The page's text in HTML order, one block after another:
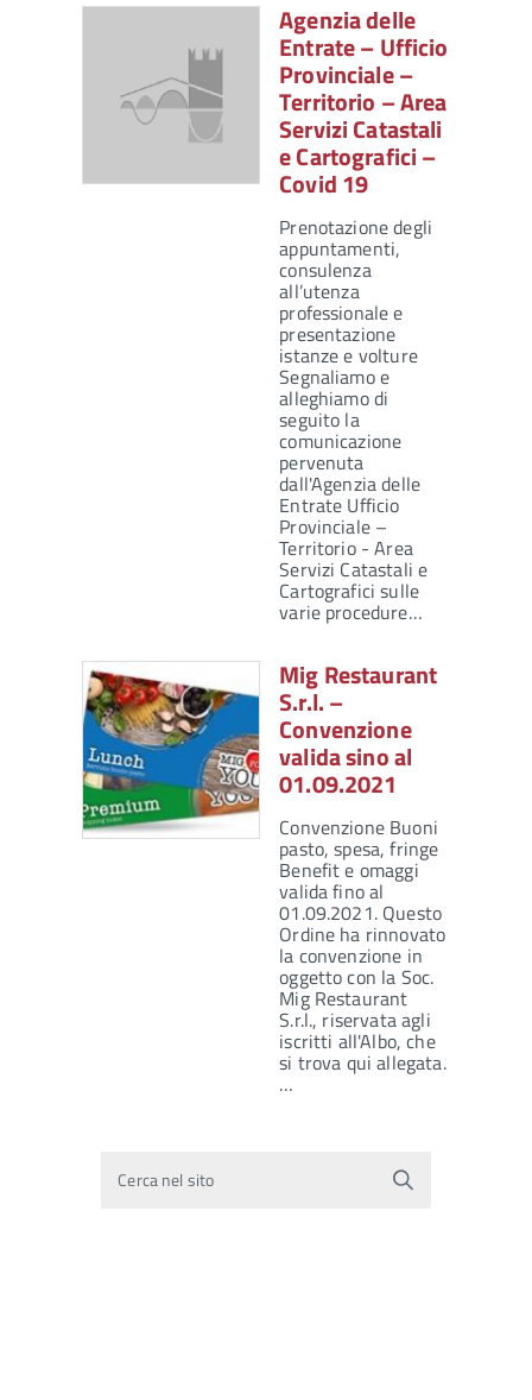
Agenzia delle
Entrate – Ufficio
Provinciale –
Territorio – Area
Servizi Catastali
e Cartografici –
Covid 19
Prenotazione degli
appuntamenti,
consulenza
all’utenza
professionale e
presentazione
istanze e volture
Segnaliamo e
alleghiamo di
seguito la
comunicazione
pervenuta
dall'Agenzia delle
Entrate Ufficio
Provinciale –
Territorio - Area
Servizi Catastali e
Cartografici sulle
varie procedure…
Mig Restaurant
S.r.l. –
Convenzione
valida sino al
01.09.2021
Convenzione Buoni
pasto, spesa, fringe
Benefit e omaggi
valida fino al
01.09.2021. Questo
Ordine ha rinnovato
la convenzione in
oggetto con la Soc.
Mig Restaurant
S.r.l., riservata agli
iscritti all'Albo, che
si trova qui allegata.
…
Cerca nel sito